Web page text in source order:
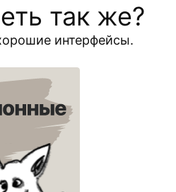
так же?
интерфейсы.